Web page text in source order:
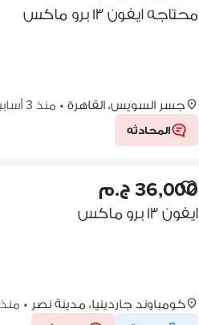
محتاجه ايفون ١٣ برو ماكس
جسر السويس، القاهرة • منذ 3 أسابيع
المحادثه
36,000 ج.م
ايفون ١٣ برو ماكس
كومباوند جاردينيا، مدينة نصر • منذ 3